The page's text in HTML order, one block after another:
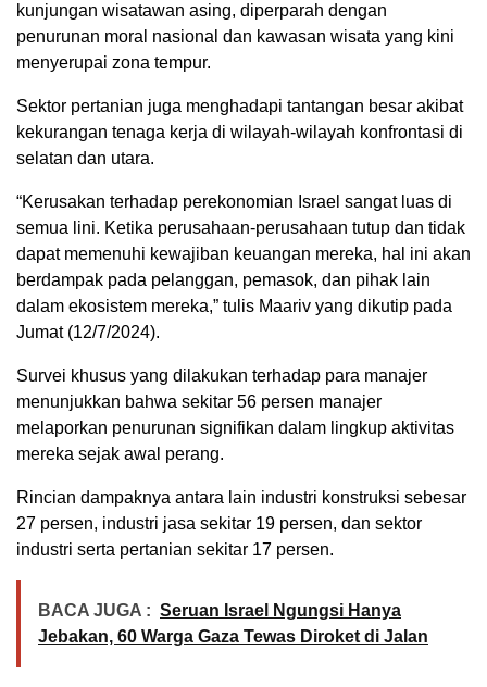
kunjungan wisatawan asing, diperparah dengan
penurunan moral nasional dan kawasan wisata yang kini
menyerupai zona tempur.
Sektor pertanian juga menghadapi tantangan besar akibat
kekurangan tenaga kerja di wilayah-wilayah konfrontasi di
selatan dan utara.
“Kerusakan terhadap perekonomian Israel sangat luas di
semua lini. Ketika perusahaan-perusahaan tutup dan tidak
dapat memenuhi kewajiban keuangan mereka, hal ini akan
berdampak pada pelanggan, pemasok, dan pihak lain
dalam ekosistem mereka,” tulis Maariv yang dikutip pada
Jumat (12/7/2024).
Survei khusus yang dilakukan terhadap para manajer
menunjukkan bahwa sekitar 56 persen manajer
melaporkan penurunan signifikan dalam lingkup aktivitas
mereka sejak awal perang.
Rincian dampaknya antara lain industri konstruksi sebesar
27 persen, industri jasa sekitar 19 persen, dan sektor
industri serta pertanian sekitar 17 persen.
BACA JUGA : Seruan Israel Ngungsi Hanya
Jebakan, 60 Warga Gaza Tewas Diroket di Jalan